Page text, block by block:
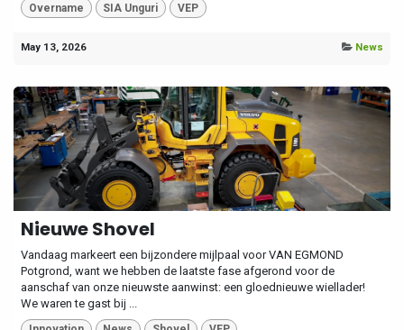
Overname SIA Unguri VEP
May 13, 2026 News
Nieuwe Shovel
Vandaag markeert een bijzondere mijlpaal voor VAN EGMOND
Potgrond, want we hebben de laatste fase afgerond voor de
aanschaf van onze nieuwste aanwinst: een gloednieuwe wiellader!
We waren te gast bij ...